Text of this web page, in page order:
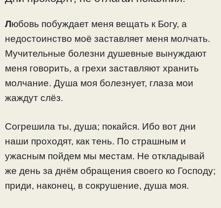
Любовь побуждает меня вещать к Богу, а
недостоинство моё заставляет меня молчать.
Мучительные болезни душевные вынуждают
меня говорить, а грехи заставляют хранить
молчание. Душа моя болезнует, глаза мои
жаждут слёз.
Согрешила ты, душа; покайся. Ибо вот дни
наши проходят, как тень. По страшным и
ужасным пойдем мы местам. Не откладывай
же день за днём обращения своего ко Господу;
приди, наконец, в сокрушение, душа моя.